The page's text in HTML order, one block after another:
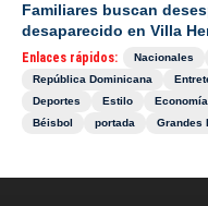
Familiares buscan
desaparecido en Villa
Enlaces rápidos: Nacionales
República Dominicana
Deportes
Estilo Economía
Béisbol
portada Grandes